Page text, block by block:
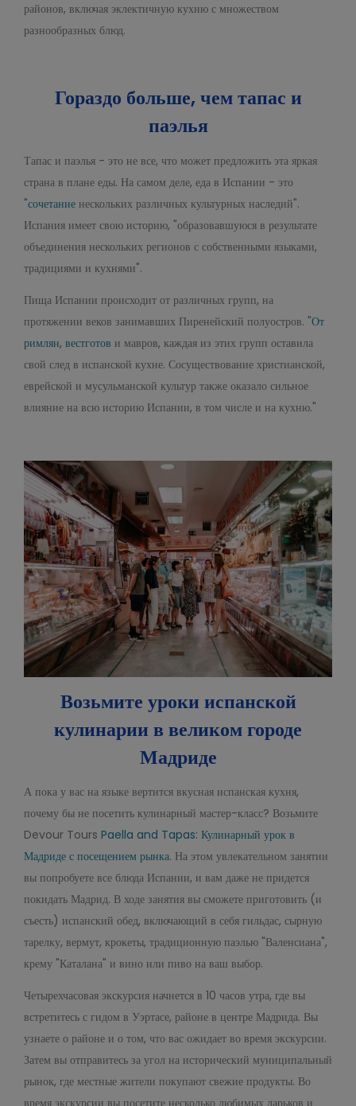
районов, включая эклектичную кухню с множеством
разнообразных блюд.
Гораздо больше, чем тапас и
паэлья
Тапас и паэлья - это не все, что может предложить эта яркая
страна в плане еды. На самом деле, еда в Испании - это
"сочетание нескольких различных культурных наследий".
Испания имеет свою историю, "образовавшуюся в результате
объединения нескольких регионов с собственными языками,
традициями и кухнями".
Пища Испании происходит от различных групп, на
протяжении веков занимавших Пиренейский полуостров. "От
римлян, вестготов и мавров, каждая из этих групп оставила
свой след в испанской кухне. Сосуществование христианской,
еврейской и мусульманской культур также оказало сильное
влияние на всю историю Испании, в том числе и на кухню."
Возьмите уроки испанской
кулинарии в великом городе
Мадриде
А пока у вас на языке вертится вкусная испанская кухня,
почему бы не посетить кулинарный мастер-класс? Возьмите
Devour Tours Paella and Tapas: Кулинарный урок в
Мадриде с посещением рынка. На этом увлекательном занятии
вы попробуете все блюда Испании, и вам даже не придется
покидать Мадрид. В ходе занятия вы сможете приготовить (и
съесть) испанский обед, включающий в себя гильдас, сырную
тарелку, вермут, крокеты, традиционную паэлью "Валенсиана",
крему "Каталана" и вино или пиво на ваш выбор.
Четырехчасовая экскурсия начнется в 10 часов утра, где вы
встретитесь с гидом в Уэртасе, районе в центре Мадрида. Вы
узнаете о районе и о том, что вас ожидает во время экскурсии.
Затем вы отправитесь за угол на исторический муниципальный
рынок, где местные жители покупают свежие продукты. Во
время экскурсии вы посетите несколько любимых ларьков и